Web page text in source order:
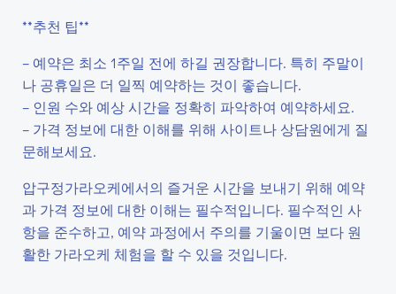
**추천 팁**
– 예약은 최소 1주일 전에 하길 권장합니다. 특히 주말이
나 공휴일은 더 일찍 예약하는 것이 좋습니다.
– 인원 수와 예상 시간을 정확히 파악하여 예약하세요.
– 가격 정보에 대한 이해를 위해 사이트나 상담원에게 질
문해보세요.
압구정가라오케에서의 즐거운 시간을 보내기 위해 예약
과 가격 정보에 대한 이해는 필수적입니다. 필수적인 사
항을 준수하고, 예약 과정에서 주의를 기울이면 보다 원
활한 가라오케 체험을 할 수 있을 것입니다.